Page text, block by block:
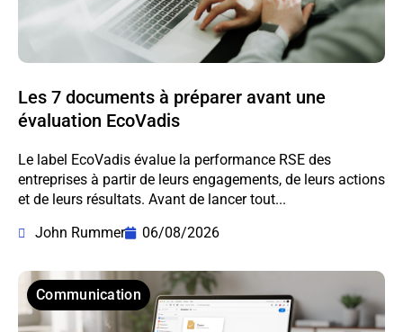
Les 7 documents à préparer avant une
évaluation EcoVadis
Le label EcoVadis évalue la performance RSE des
entreprises à partir de leurs engagements, de leurs actions
et de leurs résultats. Avant de lancer tout...
John Rummer
06/08/2026
Communication